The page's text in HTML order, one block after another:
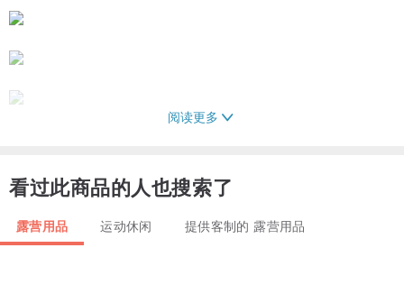
阅读更多
看过此商品的人也搜索了
露营用品 运动休闲 提供客制的 露营用品